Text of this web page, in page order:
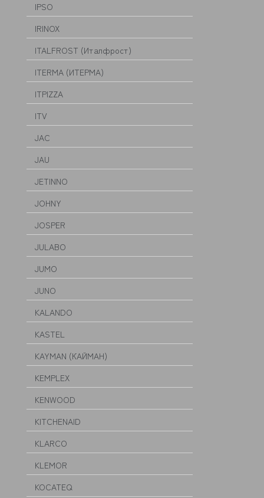
IPSO
IRINOX
ITALFROST (Италфрост)
ITERMA (ИТЕРМА)
ITPIZZA
ITV
JAC
JAU
JETINNO
JOHNY
JOSPER
JULABO
JUMO
JUNO
KALANDO
KASTEL
KAYMAN (КАЙМАН)
KEMPLEX
KENWOOD
KITCHENAID
KLARCO
KLEMOR
KOCATEQ